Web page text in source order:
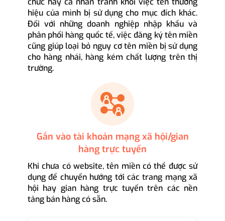
hiệu của mình bị sử dụng cho mục đích khác.
Đối với những doanh nghiệp nhập khẩu và
phân phối hàng quốc tế, việc đăng ký tên miền
cũng giúp loại bỏ nguy cơ tên miền bị sử dụng
cho hàng nhái, hàng kém chất lượng trên thị
trường.
Gắn vào tài khoản mạng xã hội/gian
hàng trực tuyến
Khi chưa có website, tên miền có thể được sử
dụng để chuyển hướng tới các trang mạng xã
hội hay gian hàng trực tuyến trên các nền
tảng bán hàng có sẵn.